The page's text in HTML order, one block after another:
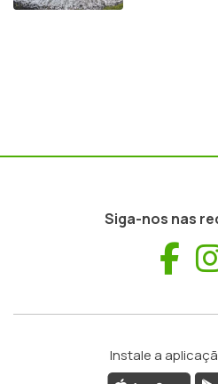
Siga-nos nas
Instale a